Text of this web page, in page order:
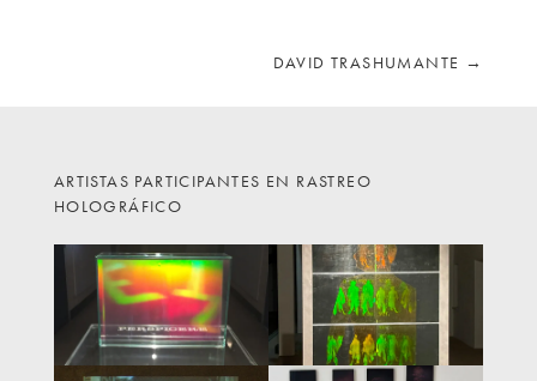
DAVID TRASHUMANTE →
ARTISTAS PARTICIPANTES EN RASTREO
HOLOGRÁFICO